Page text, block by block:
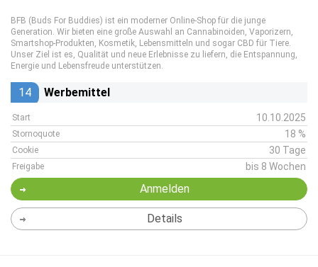
BFB (Buds For Buddies) ist ein moderner Online-Shop für die junge
Generation. Wir bieten eine große Auswahl an Cannabinoiden, Vaporizern,
Smartshop-Produkten, Kosmetik, Lebensmitteln und sogar CBD für Tiere.
Unser Ziel ist es, Qualität und neue Erlebnisse zu liefern, die Entspannung,
Energie und Lebensfreude unterstützen.
14 Werbemittel
Start 10.10.2025
Stornoquote 18 %
Cookie 30 Tage
Freigabe bis 8 Wochen
Anmelden
Details